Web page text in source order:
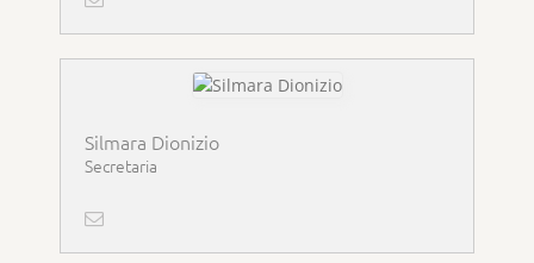
Silmara Dionizio
Secretaria